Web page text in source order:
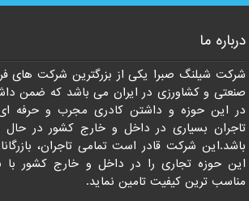
درباره ما
شرکت شیلنگ صبرا یکی از بزرگترین شرکت های
صنعتی و کشاورزی در ایران می باشد که ضمن
در این حوزه و داشتن کادری مجرب و حرفه ای
تاجران بسیاری در داخل و خارج کشور در
باشد.این شرکت قادر است تمامی تاجران،
این حوزه تجاری را در داخل و خارج کشور
مناسب ترین کیفیت تامین نماید.